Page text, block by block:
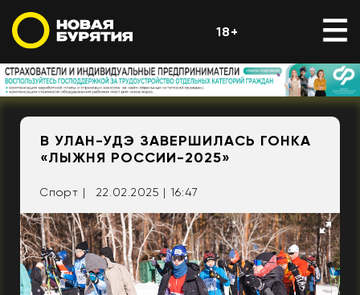
18+
В УЛАН-УДЭ ЗАВЕРШИЛАСЬ ГОНКА
«ЛЫЖНЯ РОССИИ-2025»
Спорт | 22.02.2025 | 16:47